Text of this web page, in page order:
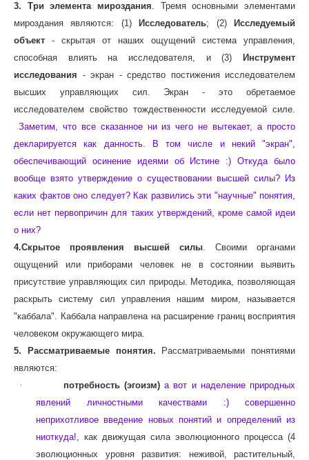
3. Три элемента мироздания . Тремя основными элементами
мироздания являются: (1)
Исследователь; (2)
Исследуемый
объект - скрытая от наших ощущений система управления,
способная влиять на исследователя, и (3)
Инструмент
исследования - экран - средство постижения исследователем
высших управляющих сил. Экран - это обретаемое
исследователем свойство тождественности исследуемой силе.
Заметим, что все сказанное ни из чего не вытекает, а просто
декларируется как данность. В том числе и некий "экран",
обеспечивающий осинение идеями об Истине :) Откуда было
вообще взято утверждение о существовании высшей силы? Из
каких фактов оно следует? Как развились эти "научные" понятия,
если нет первопричин для таких утверждений, кроме самой идеи
о них?
4.Скрытое проявления высшей силы . Своими органами
ощущений или приборами человек не в состоянии выявить
присутствие управляющих сил природы. Методика, позволяющая
раскрыть систему сил управления нашим миром, называется
"каббала". Каббала направлена на расширение границ восприятия
человеком окружающего мира.
5. Рассматриваемые понятия.
Рассматриваемыми понятиями
являются:
· потребность (эгоизм) а вот и наделение природных
явлений личностными качествами :) совершенно
неприхотливое введение новых понятий и определений из
ниоткуда!,
как движущая сила эволюционного процесса (4
эволюционных уровня развития: неживой, растительный,